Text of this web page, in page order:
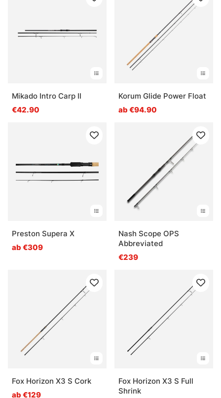
Mikado Intro Carp II
€42.90
Korum Glide Power Float
ab €94.90
Preston Supera X
ab €309
Nash Scope OPS
Abbreviated
€239
Fox Horizon X3 S Cork
ab €129
Fox Horizon X3 S Full
Shrink